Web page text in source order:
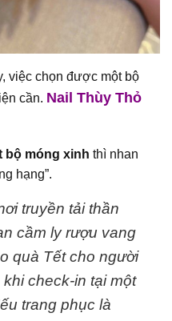
việc chọn được một bộ
cần. Nail Thùy Thỏ
bộ móng xinh thì nhan
hạng”.
truyền tải thần
cầm ly rượu vang
quà Tết cho người
check-in tại một
trang phục là